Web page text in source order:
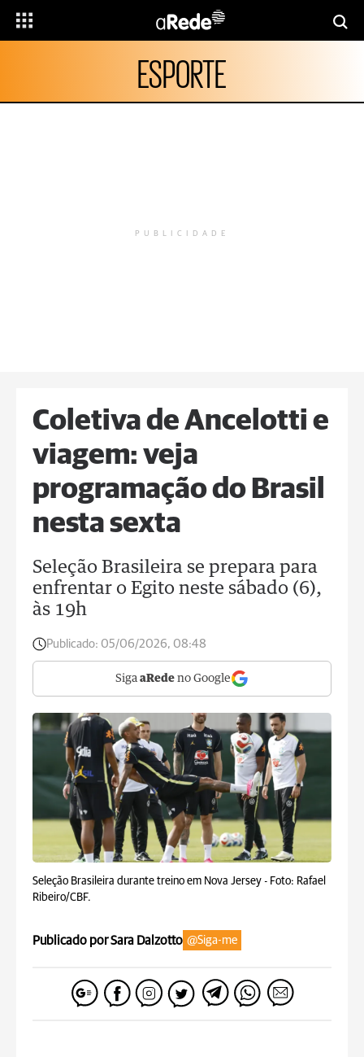
ESPORTE
PUBLICIDADE
Coletiva de Ancelotti e
viagem: veja
programação do Brasil
nesta sexta
Seleção Brasileira se prepara para
enfrentar o Egito neste sábado (6),
às 19h
Publicado: 05/06/2026, 08:48
Siga aRede no Google
Seleção Brasileira durante treino em Nova Jersey - Foto: Rafael
Ribeiro/CBF.
Publicado por Sara Dalzotto @Siga-me